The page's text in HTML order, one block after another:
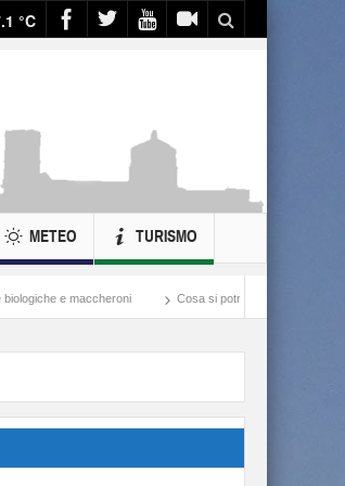
°C
METEO TURISMO
Cosa si potrebbe fare con ciò che si spende nella